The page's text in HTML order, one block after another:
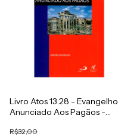
Livro Atos 13:28 - Evangelho
Anunciado Aos Pagãos -
R$32,00